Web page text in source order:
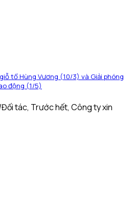
tổ Hùng Vương (10/3) và Giải phóng
động (1/5)
tác, Trước hết, Công ty xin